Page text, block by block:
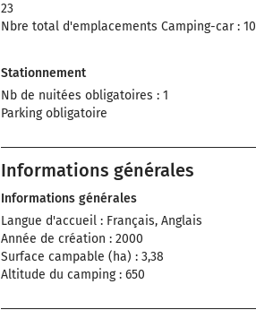
23
Nbre total d'emplacements Camping-car : 10
Stationnement
Nb de nuitées obligatoires : 1
Parking obligatoire
Informations générales
Informations générales
Langue d'accueil : Français, Anglais
Année de création : 2000
Surface campable (ha) : 3,38
Altitude du camping : 650